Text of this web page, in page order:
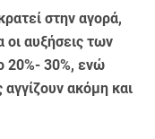
στην αγορά,
οι αυξήσεις των
20%- 30%, ενώ
ακόμη και